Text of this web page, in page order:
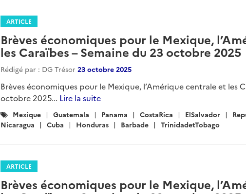
ARTICLE
Brèves économiques pour le Mexique,
les Caraïbes – Semaine du 23 octobre 2025
Rédigé par : DG Trésor 23 octobre 2025
Brèves économiques pour le Mexique, l’Amérique centrale et les
octobre 2025... Lire la suite
Catégories
:
Mexique Guatemala Panama CostaRica ElSalvador
Nicaragua
Cuba Honduras Barbade TrinidadetTobago
ARTICLE
Brèves économiques pour le Mexique,